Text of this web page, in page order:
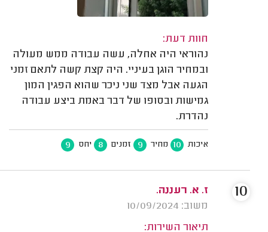
חוות דעת:
נהוראי היה אחלה, עשה עבודה ממש מעולה
ובמחיר הוגן בעיניי. היה קצת קשה לתאם זמני
הגעה אבל מצד שני ניכר שהוא הפגין המון
גמישות ובסופו של דבר באמת ביצע עבודה
נהדרת.
איכות 10 מחיר 9 זמנים 8 יחס 9
ז. א. רעננה.
משוב: 10/09/2024
תיאור השירות:
10